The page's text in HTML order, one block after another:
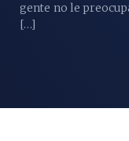
gente no le
[…]